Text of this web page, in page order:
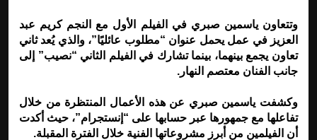
وتتعاون ياسمين صبري في الفيلم الأول مع النجم كريم عبد
العزيز في عمل يحمل عنوان “مطلوب عائليًا”، والذي يُعد ثاني
تعاون يجمع بينهما، بينما تشارك في الفيلم الثاني “نصيب” إلى
جانب الفنان معتصم النهار.
وكشفت ياسمين صبري عن هذه الأعمال المنتظرة من خلال
تفاعلها مع جمهورها عبر حسابها على “إنستجرام”، حيث أكدت
أن الفيلمين من أبرز مشروعاتها الفنية خلال الفترة المقبلة.